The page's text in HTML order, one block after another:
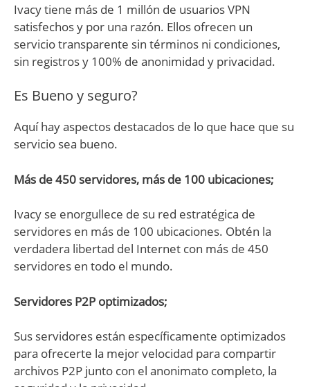
Ivacy tiene más de 1 millón de usuarios VPN
satisfechos y por una razón. Ellos ofrecen un
servicio transparente sin términos ni condiciones,
sin registros y 100% de anonimidad y privacidad.
Es Bueno y seguro?
Aquí hay aspectos destacados de lo que hace que su
servicio sea bueno.
Más de 450 servidores, más de 100 ubicaciones;
Ivacy se enorgullece de su red estratégica de
servidores en más de 100 ubicaciones. Obtén la
verdadera libertad del Internet con más de 450
servidores en todo el mundo.
Servidores P2P optimizados;
Sus servidores están específicamente optimizados
para ofrecerte la mejor velocidad para compartir
archivos P2P junto con el anonimato completo, la